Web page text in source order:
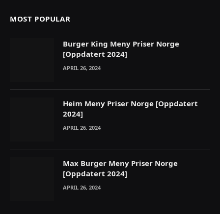
MOST POPULAR
Burger King Meny Priser Norge
[Oppdatert 2024]
APRIL 26, 2024
Heim Meny Priser Norge [Oppdatert
2024]
APRIL 26, 2024
Max Burger Meny Priser Norge
[Oppdatert 2024]
APRIL 26, 2024